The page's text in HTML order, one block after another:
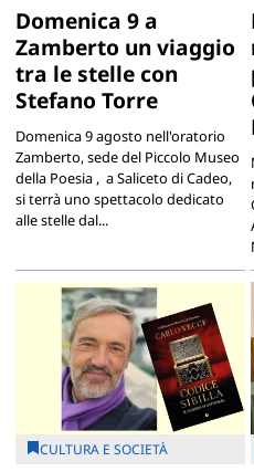
Domenica 9 a
Zamberto un viaggio
tra le stelle con
Stefano Torre
Domenica 9 agosto nell'oratorio
Zamberto, sede del Piccolo Museo
della Poesia , a Saliceto di Cadeo,
si terrà uno spettacolo dedicato
alle stelle dal...
CULTURA E SOCIETÀ